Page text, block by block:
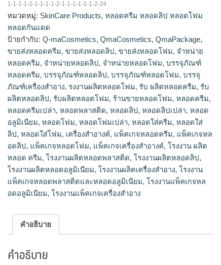
โฟม,ขายส่งหลอดโฟม,ร้านขายหลอดโฟม,โรงงานผลิตหลอด
ลิป,ขายส่งหลอดลิป,รับผลิตหลอดลิป,จำหน่ายหลอดลิป,โรงงาน
ผลิต หลอด ครีม,รับ ผลิตหลอดครีม,จำหน่ายหลอดครีม,ขายส่ง
หลอดครีม
1-1-1-1-2-1-1-1-1-2-1-1-1-1-1-1-2-24
หมวดหมู่: SkinCare Products, หลอดครีม หลอดลิป หลอดโฟม
หลอดกันแดด
ป้ายกำกับ: Q-maCosmetics, QmaCosmetics, QmaPackage,
ขายส่งหลอดครีม, ขายส่งหลอดลิป, ขายส่งหลอดโฟม, จำหน่าย
หลอดครีม, จำหน่ายหลอดลิป, จำหน่ายหลอดโฟม, บรรจุภัณฑ์
หลอดครีม, บรรจุภัณฑ์หลอดลิป, บรรจุภัณฑ์หลอดโฟม, บรรจุ
ภัณฑ์เครื่องสำอาง, รงงานผลิตหลอดโฟม, รับ ผลิตหลอดครีม, รับ
ผลิตหลอดลิป, รับผลิตหลอดโฟม, ร้านขายหลอดโฟม, หลอดครีม,
หลอดครีมเปล่า, หลอดพลาสติด, หลอดลิป, หลอดลิปเปล่า, หลอด
อลูมิเนียม, หลอดโฟม, หลอดโฟมเปล่า, หลอดใส่ครีม, หลอดใส่
ลิป, หลอดใส่โฟม, เครื่องสำอางค์, แพ็คเกจหลอดครีม, แพ็คเกจหล
อดลิป, แพ็คเกจหลอดโฟม, แพ็คเกจเครื่องสำอางค์, โรงงาน ผลิต
หลอด ครีม, โรงงานผลิตหลอดพลาสติด, โรงงานผลิตหลอดลิป,
โรงงานผลิตหลอดอลูมิเนียม, โรงงานผลิตเครื่องสำอาง, โรงงาน
แพ็คเกจหลอดพลาสติดและหลอดอลูมิเนียม, โรงงานแพ็คเกจหล
อดอลูมิเนียม, โรงงานแพ็คเกจเครื่องสำอาง
คำอธิบาย
คำอธิบาย